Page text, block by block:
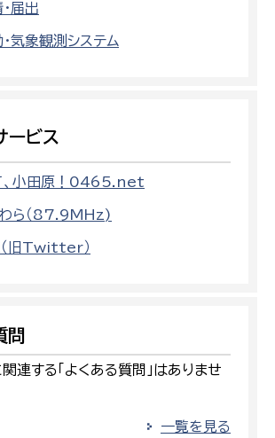
届出
気象観測システム
ービス
、小田原！0465.net
ら（87.9MHz)
旧Twitter）
問
連する「よくある質問」はありませ
一覧を見る